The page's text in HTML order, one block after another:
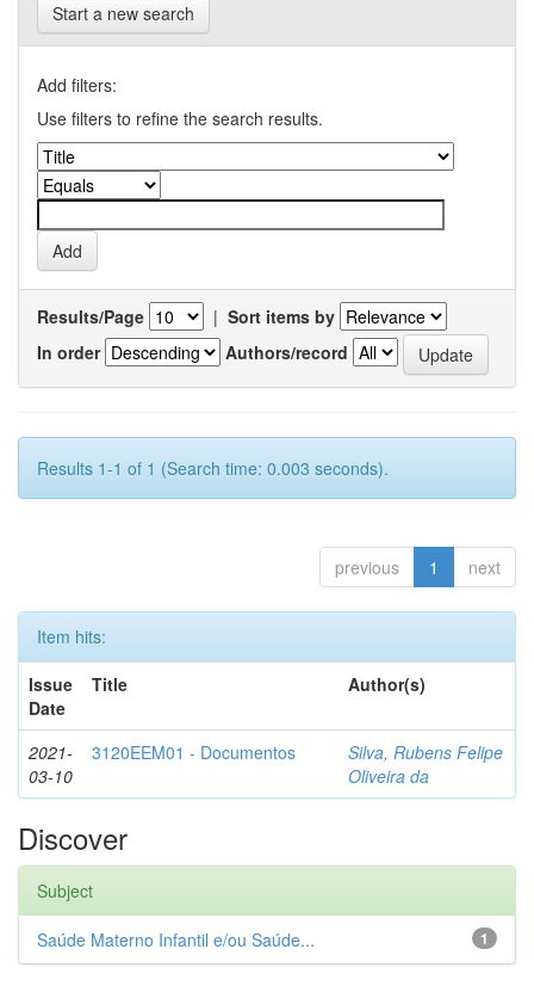
Start a new search
Add filters:
Use filters to refine the search results.
Results/Page | Sort items by
In order
Authors/record
Results 1-1 of 1 (Search time: 0.003 seconds).
previous 1 next
Item hits:
Issue
Date
Title Author(s)
2021-
03-10
3120EEM01 - Documentos
Silva, Rubens Felipe
Oliveira da
Discover
Subject
1
Saúde Materno Infantil e/ou Saúde...